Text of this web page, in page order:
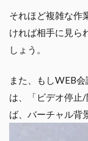
それほど複雑な作
ければ相手に見ら
しょう。
また、もしWEB
は、「ビデオ停止
ば、バーチャル背